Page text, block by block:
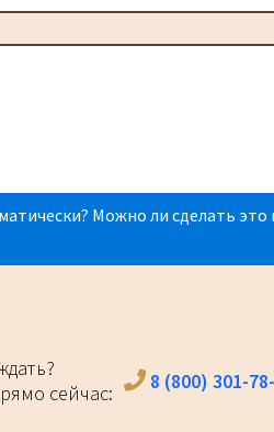
Можно ли сделать это
сейчас:
8 (800) 301-